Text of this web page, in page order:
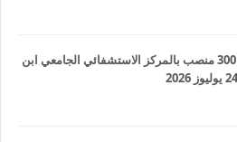
مباراة توظيف 300 منصب بالمركز الاستشفائي الجامعي ابن